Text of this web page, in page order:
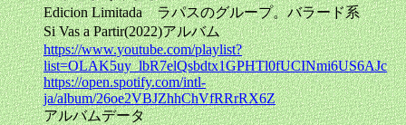
Edicion Limitada ラパスのグループ。バラード系
Si Vas a Partir(2022)アルバム
https://www.youtube.com/playlist?
list=OLAK5uy_lbR7elQsbdtx1GPHTl0fUCINmi6US6AJc
https://open.spotify.com/intl-
ja/album/26oe2VBJZhhChVfRRrRX6Z
アルバムデータ